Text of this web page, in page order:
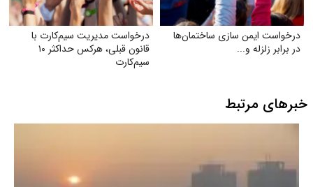
درخواست ایمن‌ سازی ساختمان‌ها
در برابر زلزله و...
درخواست مدیریت سیم‌کارت با
قانون قبلی، هرکس حداکثر ۱۰
سیم‌کارت
خبرهای مرتبط